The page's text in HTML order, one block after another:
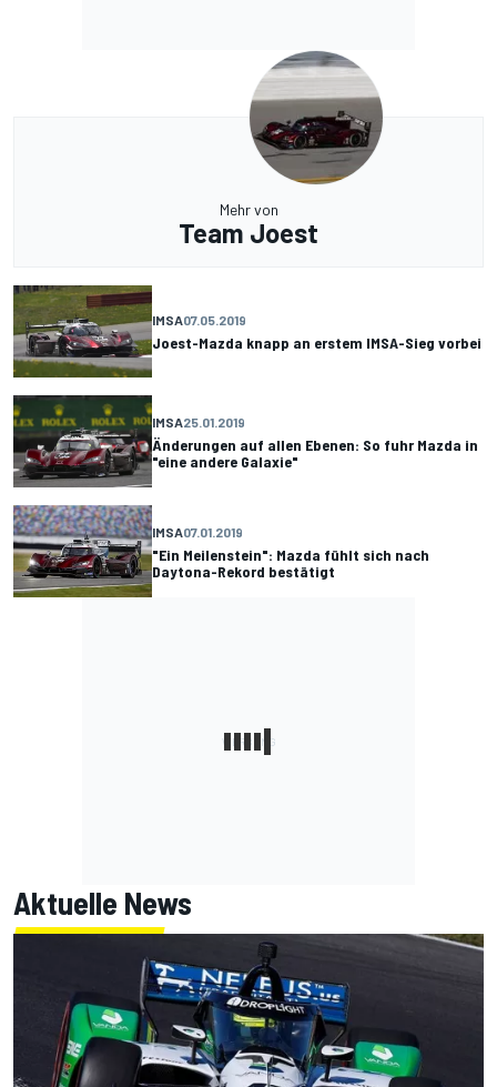
Mehr von
Team Joest
IMSA07.05.2019
Joest-Mazda knapp an erstem IMSA-Sieg vorbei
IMSA25.01.2019
Änderungen auf allen Ebenen: So fuhr Mazda in
"eine andere Galaxie"
IMSA07.01.2019
"Ein Meilenstein": Mazda fühlt sich nach
Daytona-Rekord bestätigt
Aktuelle News